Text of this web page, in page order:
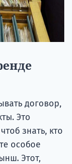
договор,
Это
знать, кто
особое
Этот,